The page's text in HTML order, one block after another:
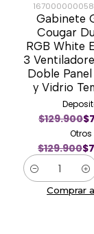
-40%
Gabinete
Cougar
RGB White
3
Doble
y Vidrio
$129.900
Otros
$129.900
Cantidad
Comprar